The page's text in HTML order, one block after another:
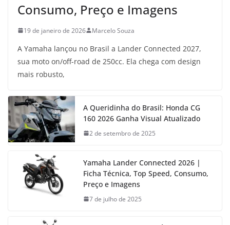
Consumo, Preço e Imagens
19 de janeiro de 2026 Marcelo Souza
A Yamaha lançou no Brasil a Lander Connected 2027,
sua moto on/off-road de 250cc. Ela chega com design
mais robusto,
A Queridinha do Brasil: Honda CG
160 2026 Ganha Visual Atualizado
2 de setembro de 2025
Yamaha Lander Connected 2026 |
Ficha Técnica, Top Speed, Consumo,
Preço e Imagens
7 de julho de 2025